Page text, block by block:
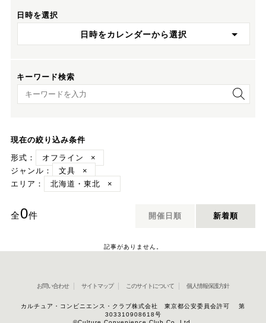
日時を選択
日時をカレンダーから選択
キーワード検索
キーワード検索
現在の絞り込み条件
形式：
オフライン
×
ジャンル：
文具
×
エリア：
北海道・東北 ×
全0件 開催日順 新着順
記事がありません。
お問い合わせ サイトマップ このサイトについて 個人情報保護方針
カルチュア・コンビニエンス・クラブ株式会社 東京都公安委員会許可 第
303310908618号